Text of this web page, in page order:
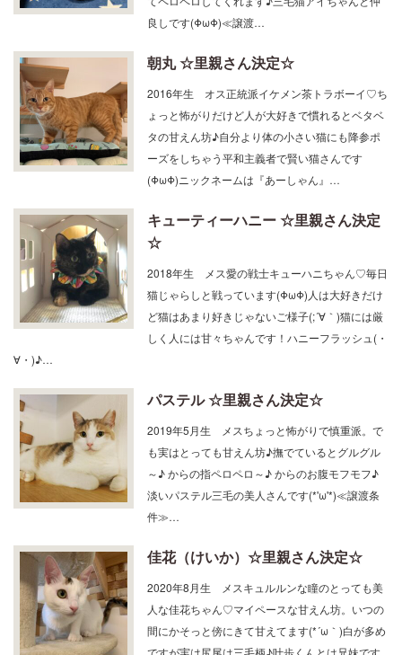
良しです(ΦωΦ)≪譲渡…
朝丸 ☆里親さん決定☆
ょっと怖がりだけど人が大好きで慣れるとベタベ
タの甘えん坊♪自分より体の小さい猫にも降参ポ
ーズをしちゃう平和主義者で賢い猫さんです
(ΦωΦ)ニックネームは『あーしゃん』…
キューティーハニー ☆里親さん決定
☆
猫じゃらしと戦っています(ΦωΦ)人は大好きだけ
ど猫はあまり好きじゃないご様子(;´∀｀)猫には厳
しく人には甘々ちゃんです！ハニーフラッシュ(・
パステル ☆里親さん決定☆
も実はとっても甘えん坊♪撫でているとグルグル
～♪ からの指ペロペロ～♪ からのお腹モフモフ♪
淡いパステル三毛の美人さんです(*'ω'*)≪譲渡条
件≫…
佳花（けいか）☆里親さん決定☆
人な佳花ちゃん♡マイペースな甘えん坊。いつの
間にかそっと傍にきて甘えてます(*´ω｀)白が多め
ですが実は尻尾は三毛柄♪叶歩くんとは兄妹です